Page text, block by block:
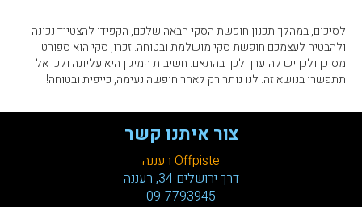
לסיכום, במהלך תכנון חופשת הסקי הבאה שלכם, הקפידו להצטייד נכונה
ולהבטיח לעצמכם חופשת סקי מושלמת ובטוחה. זכרו, סקי הוא ספורט
מסוכן ולכן יש להיערך לכך בהתאם. חשיבות המיגון היא עליונה ולכן אל
תתפשרו בנושא זה. לנו נותר רק לאחר חופשה נעימה, כייפית ובטוחה!
צור איתנו קשר
Offpiste רעננה
דרך ירושלים 34, רעננה
09-7793945